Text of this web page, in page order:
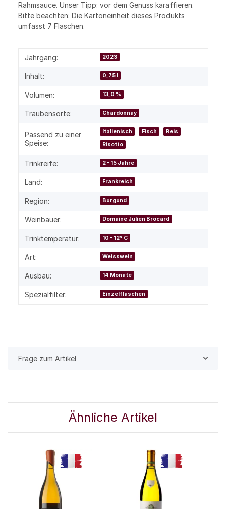
Rahmsauce. Unser Tipp: vor dem Genuss karaffieren.
Bitte beachten: Die Kartoneinheit dieses Produkts
umfasst 7 Flaschen.
Produkteigenschaft
Wert
Jahrgang: 2023
Inhalt: 0,75 l
Volumen: 13,0 %
Traubensorte: Chardonnay
Passend zu einer
Speise:
Italienisch Fisch
Reis
Risotto
Trinkreife: 2 - 15 Jahre
Land: Frankreich
Region: Burgund
Weinbauer: Domaine Julien Brocard
Trinktemperatur: 10 - 12° C
Art: Weisswein
Ausbau: 14 Monate
Spezialfilter: Einzelflaschen
Frage zum Artikel
Ähnliche Artikel